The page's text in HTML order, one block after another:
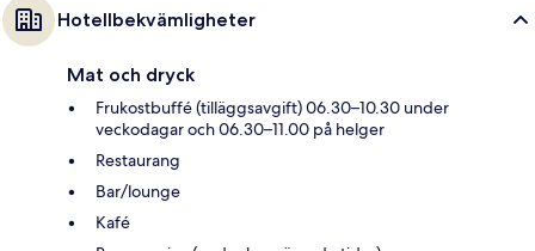
Hotellbekvämligheter
Mat och dryck
Frukostbuffé (tilläggsavgift) 06.30–10.30 under
veckodagar och 06.30–11.00 på helger
Restaurang
Bar/lounge
Kafé